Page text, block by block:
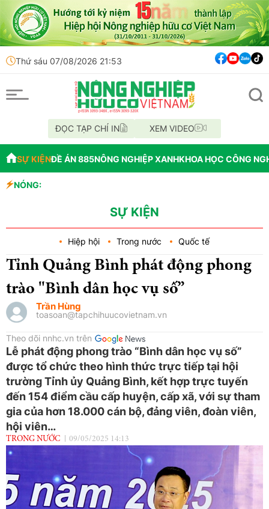
Thứ sáu 07/08/2026 21:53
ĐỌC TẠP CHÍ IN XEM VIDEO
SỰ KIỆNĐỀ ÁN 885NÔNG NGHIỆP XANHKHOA HỌC CÔNG
NÓNG:
SỰ KIỆN
Hiệp hội Trong nước Quốc tế
Tỉnh Quảng Bình phát động phong
trào "Bình dân học vụ số”
Trần Hùng
toasoan@tapchihuucovietnam.vn
Theo dõi nnhc.vn trên
Lễ phát động phong trào “Bình dân học vụ số”
được tổ chức theo hình thức trực tiếp tại hội
trường Tỉnh ủy Quảng Bình, kết hợp trực tuyến
đến 154 điểm cầu cấp huyện, cấp xã, với sự tham
gia của hơn 18.000 cán bộ, đảng viên, đoàn viên,
hội viên…
TRONG NƯỚC 09/05/2025 14:13